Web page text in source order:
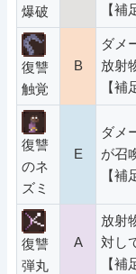
爆破
【補
復讐
触覚
B
ダメ
放射
【補
復讐
のネ
ズミ
E
ダメ
が召
【補
復讐
弾丸
A
放射
対し
【補